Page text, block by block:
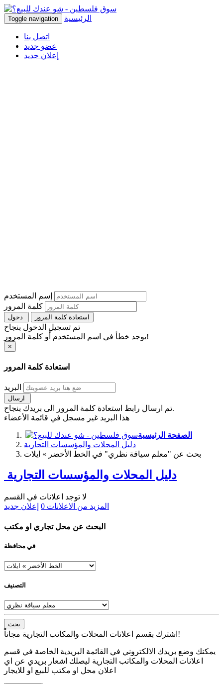
Toggle navigation الرئيسية
اتصل بنا
عضو جديد
إعلان جديد
إسم المستخدم
كلمة المرور
استعادة كلمة المرور
تم تسجيل الدخول بنجاح
يوجد خطأ في اسم المستخدم أو كلمة المرور!
×
استعادة كلمة المرور
البريد
تم ارسال رابط استعادة كلمة المرور الى بريدك بنجاح.
هذا البريد غير مسجل في قائمة الأعضاء
الصفحة الرئيسية
دليل المحلات والمؤسسات التجارية
بحث عن "معلم سياقة نظري" في الخط الأخضر » ايلات
دليل المحلات والمؤسسات التجارية
لا توجد اعلانات في القسم
المزيد من الاعلانات 0 إعلان جديد
البحث عن محل تجاري او مكتب
في محافظة
التصنيف
بحث
اشترك بقسم اعلانات المحلات والمكاتب التجارية مجاناً!
يمكنك وضع بريدك الالكتروني في القائمة البريدية الخاصة في قسم
اعلانات المحلات والمكاتب التجارية ليصلك اشعار بريدي عن اي
اعلان محل او مكتب للبيع او للايجار